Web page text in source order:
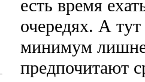
есть время
очередях. А
минимум
предпочитают